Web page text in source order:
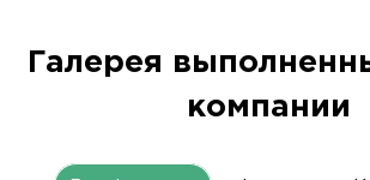
Галерея
компании